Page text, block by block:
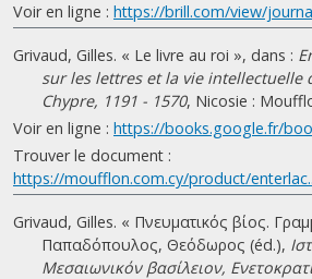
Voir en ligne : https://brill.com/view/
Grivaud, Gilles. « Le livre au roi », dans :
sur les lettres et la vie intellectuelle
Chypre, 1191 - 1570, Nicosie :
Voir en ligne : https://books.google.fr/
Trouver le document :
https://moufflon.com.cy/product/
Grivaud, Gilles. « Πνευματικός βίος.
Παπαδόπουλος, Θεόδωρος (éd.),
Μεσαιωνικόν βασίλειον,